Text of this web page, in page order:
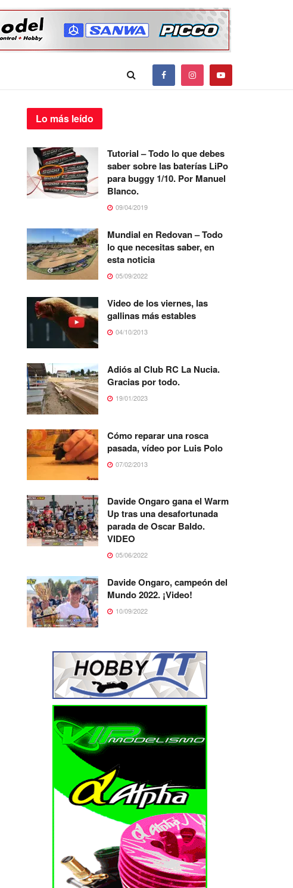
Lo más leído
Tutorial – Todo lo que debes
saber sobre las baterías LiPo
para buggy 1/10. Por Manuel
Blanco.
09/04/2019
Mundial en Redovan – Todo
lo que necesitas saber, en
esta noticia
05/09/2022
Video de los viernes, las
gallinas más estables
04/10/2013
Adiós al Club RC La Nucia.
Gracias por todo.
19/01/2023
Cómo reparar una rosca
pasada, vídeo por Luis Polo
07/02/2013
Davide Ongaro gana el Warm
Up tras una desafortunada
parada de Oscar Baldo.
VIDEO
05/06/2022
Davide Ongaro, campeón del
Mundo 2022. ¡Video!
10/09/2022